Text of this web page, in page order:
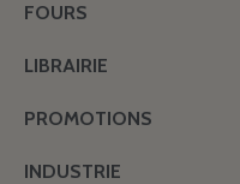
FOURS
LIBRAIRIE
PROMOTIONS
INDUSTRIE